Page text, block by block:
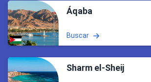
Áqaba
Buscar
Sharm el-Sheij